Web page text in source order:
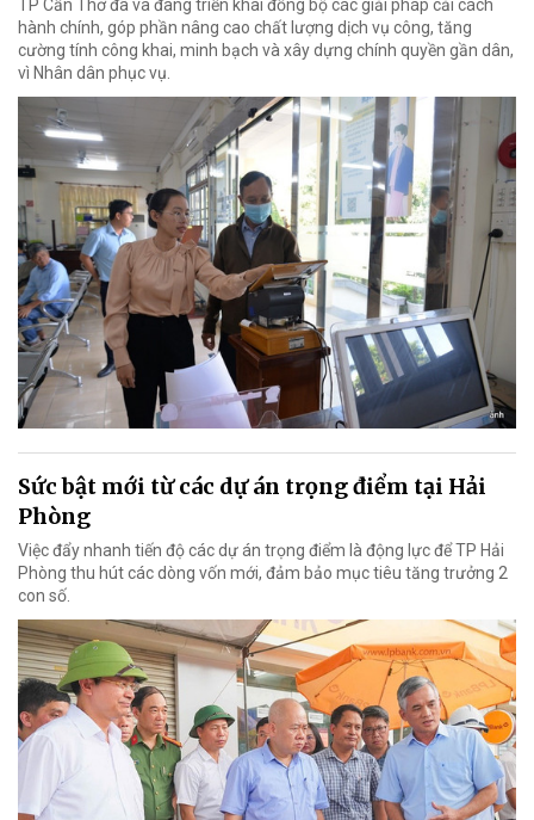
TP Cần Thơ đã và đang triển khai đồng bộ các giải pháp cải cách
hành chính, góp phần nâng cao chất lượng dịch vụ công, tăng
cường tính công khai, minh bạch và xây dựng chính quyền gần dân,
vì Nhân dân phục vụ.
Sức bật mới từ các dự án trọng điểm tại Hải
Phòng
Việc đẩy nhanh tiến độ các dự án trọng điểm là động lực để TP Hải
Phòng thu hút các dòng vốn mới, đảm bảo mục tiêu tăng trưởng 2
con số.